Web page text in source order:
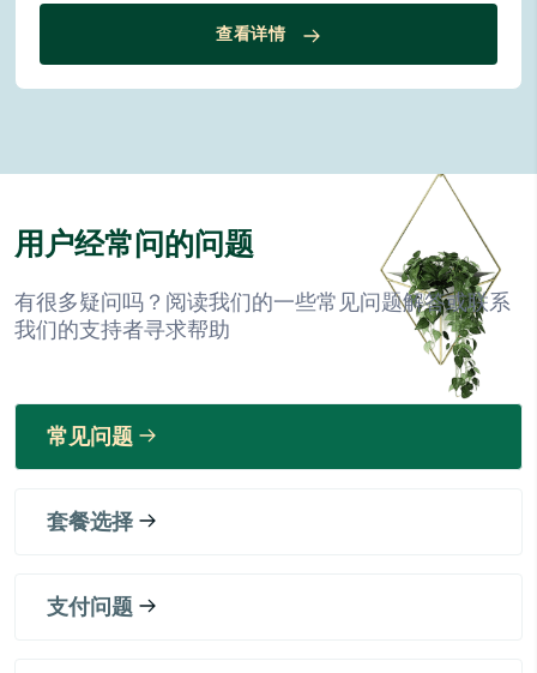
查看详情
用户经常问的问题
有很多疑问吗？阅读我们的一些常见问题解答或联系
我们的支持者寻求帮助
常见问题
套餐选择
支付问题